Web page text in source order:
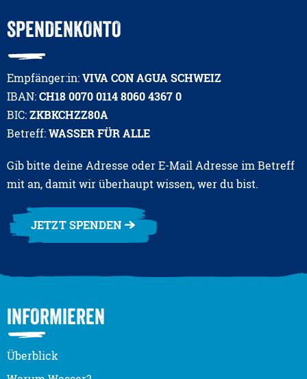
SPENDENKONTO
Empfänger:in:VIVA CON AGUA SCHWEIZ
IBAN:CH18 0070 0114 8060 4367 0
BIC:ZKBKCHZZ80A
Betreff:WASSER FÜR ALLE
Gib bitte deine Adresse oder E-Mail Adresse im Betreff
mit an, damit wir überhaupt wissen, wer du bist.
JETZT SPENDEN
INFORMIEREN
Überblick